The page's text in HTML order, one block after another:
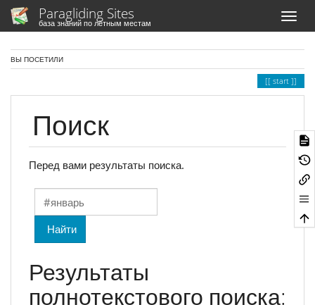
Paragliding Sites
база знаний по лётным местам
ВЫ ПОСЕТИЛИ
start
Поиск
Перед вами результаты поиска.
Найти
Результаты
полнотекстового поиска: